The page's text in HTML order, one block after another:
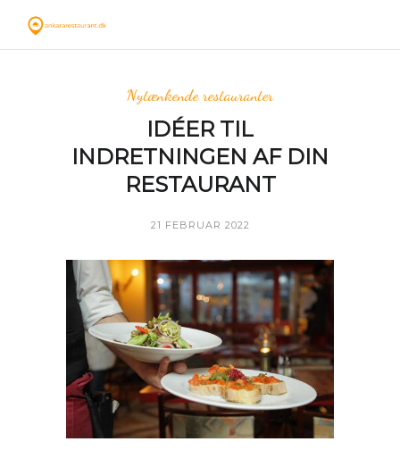
Nytænkende restauranter
IDÉER TIL
INDRETNINGEN AF DIN
RESTAURANT
21 FEBRUAR 2022